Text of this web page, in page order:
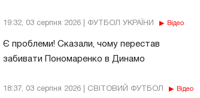
19:32, 03 серпня 2026 | ФУТБОЛ УКРАЇНИ Відео
Є проблеми! Сказали, чому перестав
забивати Пономаренко в Динамо
18:37, 03 серпня 2026 | СВІТОВИЙ ФУТБОЛ Відео